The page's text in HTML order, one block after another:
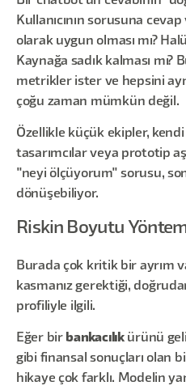
Kullanıcının sorusuna cevap
olarak uygun olması mı?
Kaynağa sadık kalması mı?
metrikler ister ve hepsini
çoğu zaman mümkün değil.
Özellikle küçük ekipler,
tasarımcılar veya prototip
"neyi ölçüyorum" sorusu,
dönüşebiliyor.
Riskin Boyutu
Burada çok kritik bir ayrım
kasmanız gerektiği,
profiliyle ilgili.
Eğer bir bankacılıkürünü
gibi finansal sonuçları olan
hikaye çok farklı. Modelin